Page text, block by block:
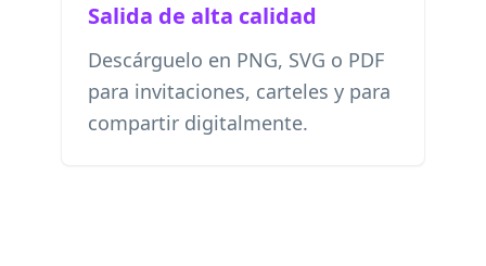
Salida de alta calidad
Descárguelo en PNG, SVG o PDF
para invitaciones, carteles y para
compartir digitalmente.